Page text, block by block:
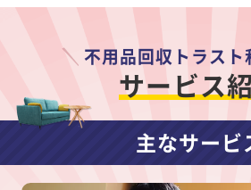
不用品回収トラスト
サービス
主なサービ